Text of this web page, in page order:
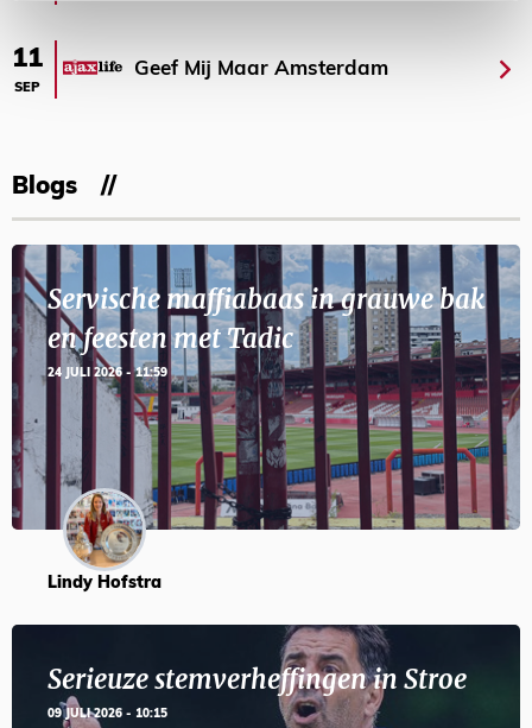
11
SEP
Geef Mij Maar Amsterdam
Blogs
Servische maffiabaas in grauwe bak
en feesten met Tadic
24 JULI 2026 - 11:59
Lindy Hofstra
Serieuze stemverheffingen in Stroe
09 JULI 2026 - 10:15